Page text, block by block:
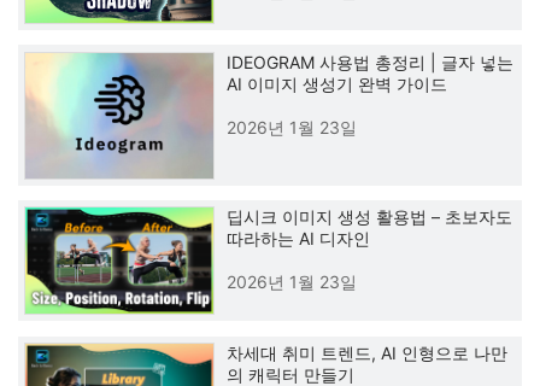
IDEOGRAM 사용법 총정리 | 글자 넣는
AI 이미지 생성기 완벽 가이드
2026년 1월 23일
딥시크 이미지 생성 활용법 – 초보자도
따라하는 AI 디자인
2026년 1월 23일
차세대 취미 트렌드, AI 인형으로 나만
의 캐릭터 만들기